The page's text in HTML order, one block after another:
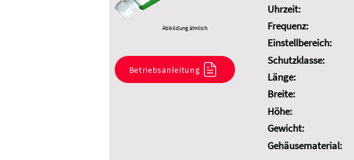
Abbildung ähnlich
Betriebsanleitung
Uhrzeit:
Frequenz:
Einstellbereich:
Schutzklasse:
Länge:
Breite:
Höhe:
Gewicht:
Gehäusematerial: